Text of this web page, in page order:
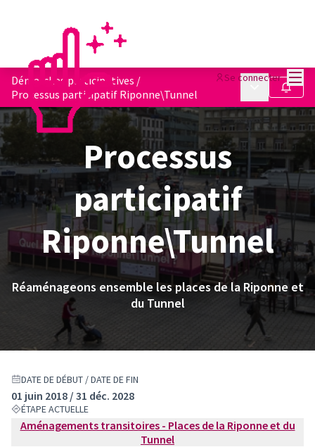
Se connecter
Démarches participatives /
Processus participatif Riponne\Tunnel
Menu Suivre
Processus
participatif
Riponne\Tunnel
Réaménageons ensemble les places de la Riponne et
du Tunnel
DATE DE DÉBUT / DATE DE FIN
01 juin 2018 / 31 déc. 2028
ÉTAPE ACTUELLE
Aménagements transitoires - Places de la Riponne et du
Tunnel